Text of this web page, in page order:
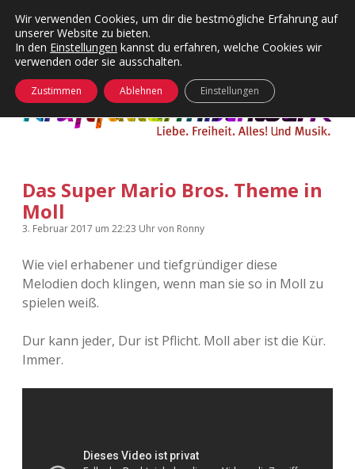
Kategorien
Menü
24 Hours Chilling
Die Wende
KFMW-Disco
kfmw.stuff
Kopfkinomusik
Täglicher Sinnwahn
KFMW-Disco
Dates
Contact
Adventskalender
Adventskalender 2010
Adventskalender 2012
Adventskalender 2015
facebook
instagram
rss soundcloud
vimeoBluesky
öffnen
Das Super Mario Bros. Theme in
Moll
3. Februar 2017 um 22:23 Uhrvon Ronny
Wie viel erhabener und tiefgründiger diese
Melodien doch klingen, wenn man sie so in Moll zu
spielen weiß.
Dur kann jeder, Dur ist Pflicht. Moll aber ist die Kür.
Immer.
Wir verwenden Cookies, um dir die bestmögliche Erfahrung auf
unserer Website zu bieten.
In den Einstellungen kannst du erfahren, welche Cookies wir
verwenden oder sie ausschalten.
Zustimmen Ablehnen Einstellungen